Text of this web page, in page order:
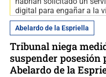
digital para engañar a la
Abelardo de la Espriella
Tribunal niega
suspender posesión
Abelardo de la